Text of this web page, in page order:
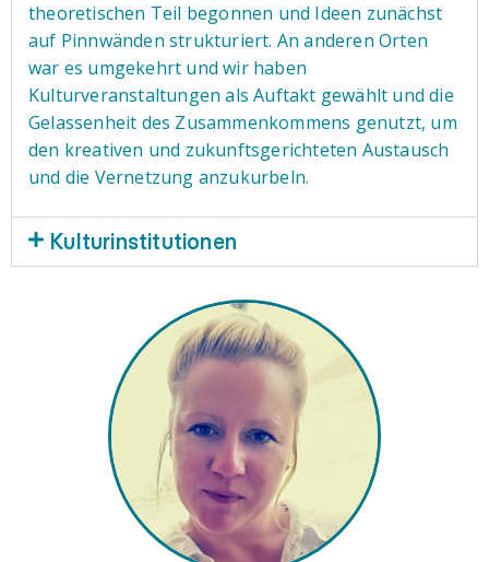
theoretischen Teil begonnen und Ideen zunächst
auf Pinnwänden strukturiert. An anderen Orten
war es umgekehrt und wir haben
Kulturveranstaltungen als Auftakt gewählt und die
Gelassenheit des Zusammenkommens genutzt, um
den kreativen und zukunftsgerichteten Austausch
und die Vernetzung anzukurbeln.
Kulturinstitutionen